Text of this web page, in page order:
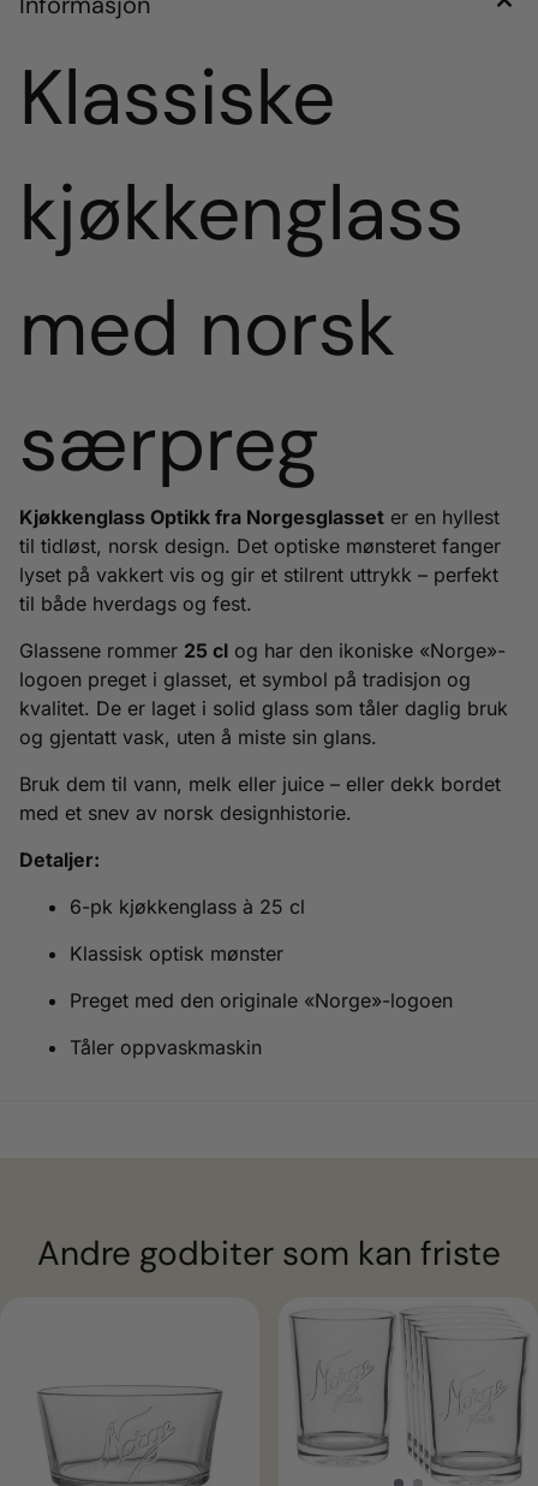
Klassiske
kjøkkenglass
med norsk
særpreg
Kjøkkenglass Optikk fra Norgesglasset er en hyllest
til tidløst, norsk design. Det optiske mønsteret fanger
lyset på vakkert vis og gir et stilrent uttrykk – perfekt
til både hverdags og fest.
Glassene rommer 25 cl og har den ikoniske «Norge»-
logoen preget i glasset, et symbol på tradisjon og
kvalitet. De er laget i solid glass som tåler daglig bruk
og gjentatt vask, uten å miste sin glans.
Bruk dem til vann, melk eller juice – eller dekk bordet
med et snev av norsk designhistorie.
Detaljer:
6-pk kjøkkenglass à 25 cl
Klassisk optisk mønster
Preget med den originale «Norge»-logoen
Tåler oppvaskmaskin
Andre godbiter som kan friste